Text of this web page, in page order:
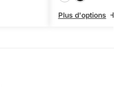
Plus d'options